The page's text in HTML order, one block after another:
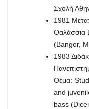
Σχολή
1981
Θαλάσσια
(Bangor,
1983
and
bass